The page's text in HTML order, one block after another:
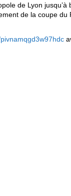
de Lyon
de la coupe du